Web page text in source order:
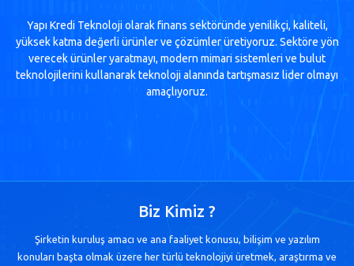
Yapı Kredi Teknoloji olarak finans sektöründe yenilikçi, kaliteli,
yüksek katma değerli ürünler ve çözümler üretiyoruz. Sektöre yön
verecek ürünler yaratmayı, modern mimari sistemleri ve bulut
teknolojilerini kullanarak teknoloji alanında tartışmasız lider olmayı
amaçlıyoruz.
Biz Kimiz ?
Şirketin kuruluş amacı ve ana faaliyet konusu, bilişim ve yazılım
konuları başta olmak üzere her türlü teknolojiyi üretmek, araştırma ve